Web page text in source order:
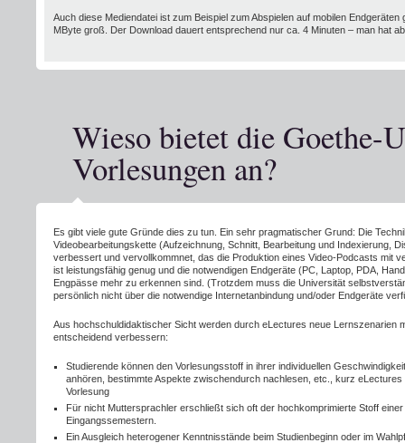
Auch diese Mediendatei ist zum Beispiel zum Abspielen auf mobilen
MByte groß. Der Download dauert entsprechend nur ca. 4 Minuten – man hat
Wieso bietet die Goethe-
Vorlesungen an?
Es gibt viele gute Gründe dies zu tun. Ein sehr pragmatischer Grund: Die
Videobearbeitungskette (Aufzeichnung, Schnitt, Bearbeitung und Indexierung,
verbessert und vervollkommnet, das die Produktion eines Video-Podcasts mit
ist leistungsfähig genug und die notwendigen Endgeräte (PC, Laptop, PDA,
Engpässe mehr zu erkennen sind. (Trotzdem muss die Universität
persönlich nicht über die notwendige Internetanbindung und/oder Endgeräte
Aus hochschuldidaktischer Sicht werden durch eLectures neue Lernszenarien
entscheidend verbessern:
Studierende können den Vorlesungsstoff in ihrer individuellen
anhören, bestimmte Aspekte zwischendurch nachlesen, etc., kurz
Vorlesung
Für nicht Muttersprachler erschließt sich oft der hochkomprimierte Stoff
Eingangssemestern.
Ein Ausgleich heterogener Kenntnisstände beim Studienbeginn oder im